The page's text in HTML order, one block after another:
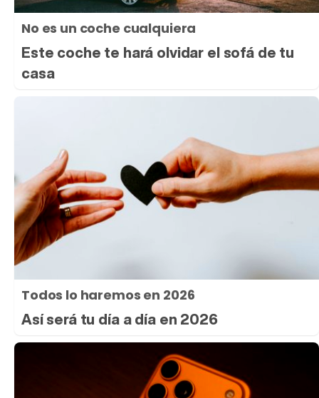
No es un coche cualquiera
Este coche te hará olvidar el sofá de tu
casa
Todos lo haremos en 2026
Así será tu día a día en 2026